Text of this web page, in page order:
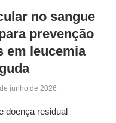
no sangue
prevenção
em leucemia
junho de 2026
doença residual